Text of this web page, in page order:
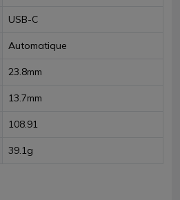
USB-C
Automatique
23.8mm
13.7mm
108.91
39.1g